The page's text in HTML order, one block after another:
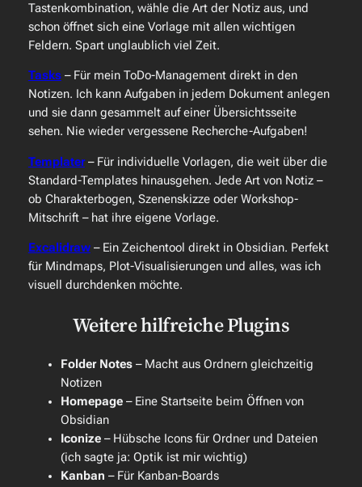
Tastenkombination, wähle die Art der Notiz aus, und
schon öffnet sich eine Vorlage mit allen wichtigen
Feldern. Spart unglaublich viel Zeit.
Tasks– Für mein ToDo-Management direkt in den
Notizen. Ich kann Aufgaben in jedem Dokument anlegen
und sie dann gesammelt auf einer Übersichtsseite
sehen. Nie wieder vergessene Recherche-Aufgaben!
Templater– Für individuelle Vorlagen, die weit über die
Standard-Templates hinausgehen. Jede Art von Notiz –
ob Charakterbogen, Szenenskizze oder Workshop-
Mitschrift – hat ihre eigene Vorlage.
Excalidraw– Ein Zeichentool direkt in Obsidian. Perfekt
für Mindmaps, Plot-Visualisierungen und alles, was ich
visuell durchdenken möchte.
Weitere hilfreiche Plugins
Folder Notes– Macht aus Ordnern gleichzeitig
Notizen
Homepage– Eine Startseite beim Öffnen von
Obsidian
Iconize– Hübsche Icons für Ordner und Dateien
(ich sagte ja: Optik ist mir wichtig)
Kanban – Für Kanban-Boards